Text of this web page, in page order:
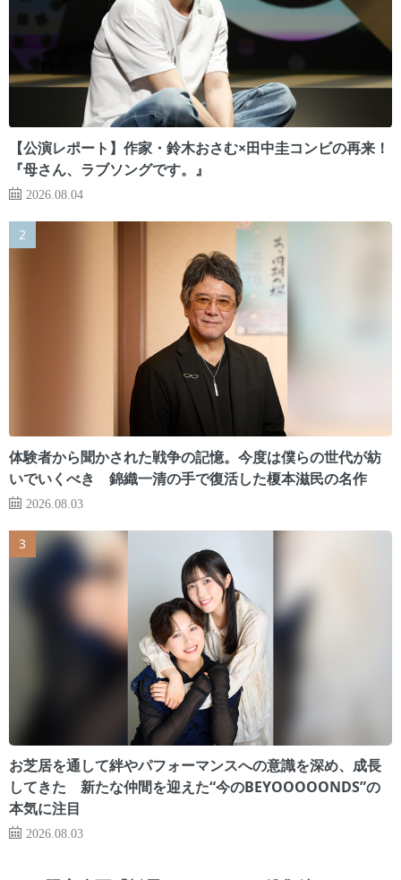
【公演レポート】作家・鈴木おさむ×田中圭コンビの再来！
『母さん、ラブソングです。』
2026.08.04
体験者から聞かされた戦争の記憶。今度は僕らの世代が紡
いでいくべき 錦織一清の手で復活した榎本滋民の名作
2026.08.03
お芝居を通して絆やパフォーマンスへの意識を深め、成長
してきた 新たな仲間を迎えた“今のBEYOOOOONDS”の
本気に注目
2026.08.03